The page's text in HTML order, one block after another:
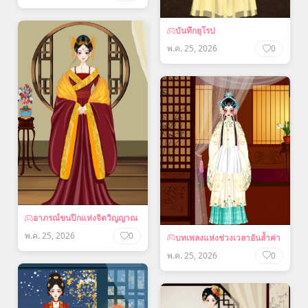
บันทึกยุโรป
พ.ค. 25, 2026
0
อาภรณ์ขนปีกแห่งจิตวิญญาณ
พ.ค. 25, 2026
0
บทเพลงแห่งช่วงเวลาอันล้ำค่า
พ.ค. 25, 2026
0